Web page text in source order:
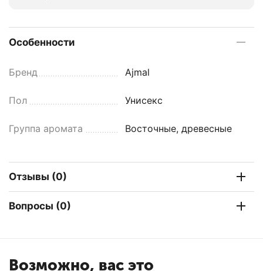
Особенности
Бренд Ajmal
Пол Унисекс
Группа аромата Восточные, древесные
Отзывы (0)
Вопросы (0)
Возможно, вас это